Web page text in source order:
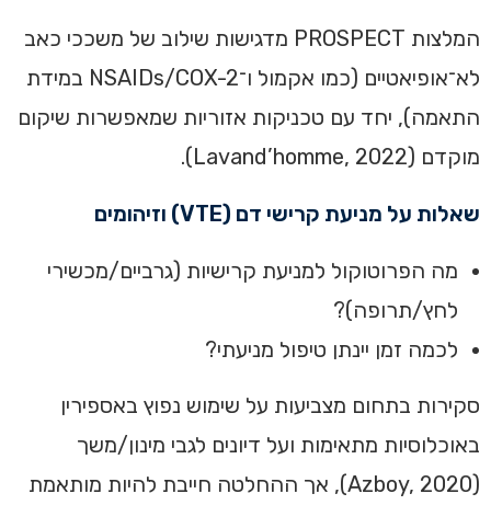
המלצות PROSPECT מדגישות שילוב של משככי כאב
לא־אופיאטיים (כמו אקמול ו־NSAIDs/COX-2 במידת
התאמה), יחד עם טכניקות אזוריות שמאפשרות שיקום
מוקדם (Lavand’homme, 2022).
שאלות על מניעת קרישי דם (VTE) וזיהומים
מה הפרוטוקול למניעת קרישיות (גרביים/מכשירי
לחץ/תרופה)?
לכמה זמן יינתן טיפול מניעתי?
סקירות בתחום מצביעות על שימוש נפוץ באספירין
באוכלוסיות מתאימות ועל דיונים לגבי מינון/משך
(Azboy, 2020), אך ההחלטה חייבת להיות מותאמת